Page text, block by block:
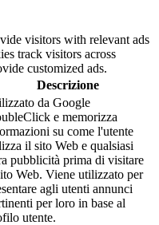
visitors with relevant ads
track visitors across
customized ads.
Descrizione
da Google
e memorizza
su come l'utente
il sito Web e qualsiasi
pubblicità prima di visitare
Web. Viene utilizzato per
agli utenti annunci
per loro in base al
utente.